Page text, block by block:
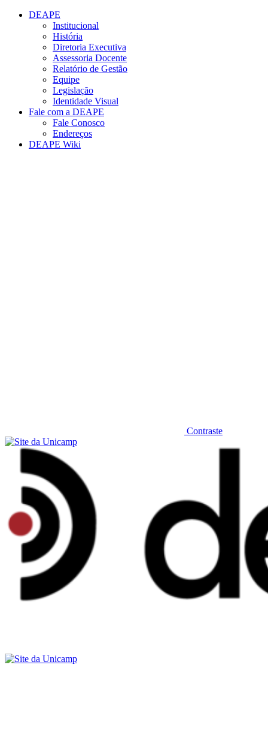
Conteúdo principal
DEAPE
Institucional
História
Diretoria Executiva
Assessoria Docente
Relatório de Gestão
Equipe
Legislação
Identidade Visual
Fale com a DEAPE
Fale Conosco
Endereços
DEAPE Wiki
Contraste